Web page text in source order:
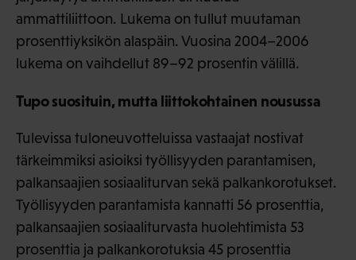
ammattiliittoon. Lukema on tullut muutaman
prosenttiyksikön alaspäin. Vuosina 2004–2006
lukema on vaihdellut 89–92 prosentin välillä.
Tupo suosituin, mutta liittokohtainen nousussa
Tulevissa tuloneuvotteluissa vastaajat nostivat
tärkeimmiksi asioiksi työllisyyden parantamisen,
palkansaajien sosiaaliturvan sekä palkankorotukset.
Työllisyyden parantamista kannatti 56 prosenttia,
palkansaajien sosiaaliturvasta huolehtimista 53
prosenttia ja palkankorotuksia 45 prosenttia